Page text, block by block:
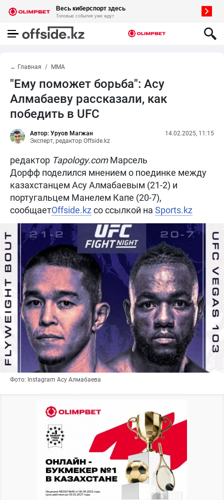
← Главная MMA
"Ему поможет борьба": Асу
Алмабаеву рассказали, как
победить в UFC
Автор: Уруов Магжан
Эксперт, редактор Offside.kz
14.02.2025, 11:15
редактор Tapology.comМарсель
Дорфф поделился мнением о поединке между
казахстанцем Асу Алмабаевым (21-2) и
португальцем Манелем Капе (20-7),
сообщаетOffside.kz со ссылкой на Sports.kz
Фото: Instagram Асу Алмабаева